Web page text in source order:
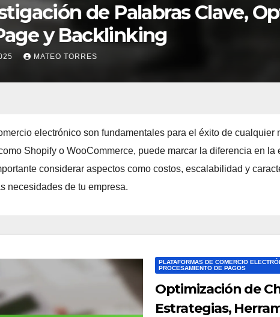
de Checkout: Estrategias,
y Aumento de Conversión
MATEO TORRES
electrónico son fundamentales para el éxito de cualquier
Shopify o WooCommerce, puede marcar la diferencia en
considerar aspectos como costos, escalabilidad y
necesidades de tu empresa.
PLATAFORMAS DE COMERCIO
PROCESAMIENTO DE PAGOS
Optimización de
Estrategias,